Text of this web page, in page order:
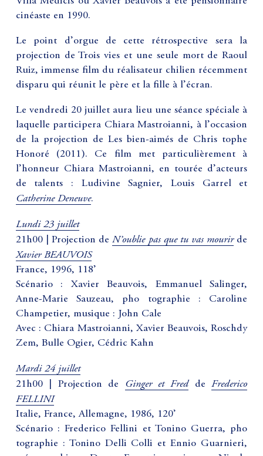
cinéaste en 1990.
Le point d’orgue de cette rétrospective sera la
projection de Trois vies et une seule mort de Raoul
Ruiz, immense film du réalisateur chilien récemment
disparu qui réunit le père et la fille à l’écran.
Le vendredi 20 juillet aura lieu une séance spéciale à
laquelle participera Chiara Mastroianni, à l’occasion
de la projection de Les bien-aimés de Chris tophe
Honoré (2011). Ce film met particulièrement à
l’honneur Chiara Mastroianni, en tourée d’acteurs
de talents : Ludivine Sagnier, Louis Garrel et
Catherine Deneuve.
Lundi 23 juillet
21h00 | Projection deN’oublie pas que tu vas mourirde
Xavier BEAUVOIS
France, 1996, 118’
Scénario : Xavier Beauvois, Emmanuel Salinger,
Anne-Marie Sauzeau, pho tographie : Caroline
Champetier, musique : John Cale
Avec : Chiara Mastroianni, Xavier Beauvois, Roschdy
Zem, Bulle Ogier, Cédric Kahn
Mardi 24 juillet
21h00 | Projection de Ginger et FreddeFrederico
FELLINI
Italie, France, Allemagne, 1986, 120’
Scénario : Frederico Fellini et Tonino Guerra, pho
tographie : Tonino Delli Colli et Ennio Guarnieri,